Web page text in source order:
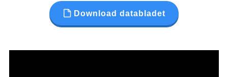
Download databladet